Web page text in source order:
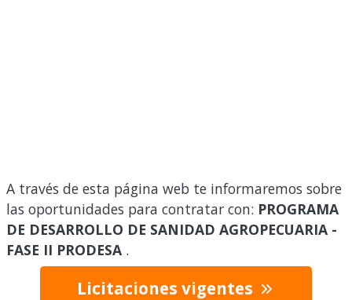
A través de esta página web te informaremos sobre
las oportunidades para contratar con: PROGRAMA
DE DESARROLLO DE SANIDAD AGROPECUARIA -
FASE II PRODESA .
Licitaciones vigentes